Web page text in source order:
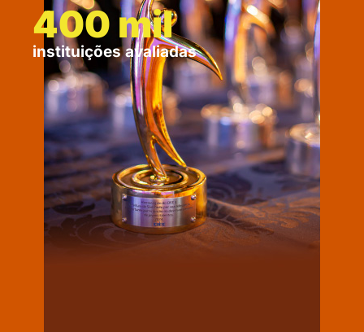
instituições avaliadas
400 mil